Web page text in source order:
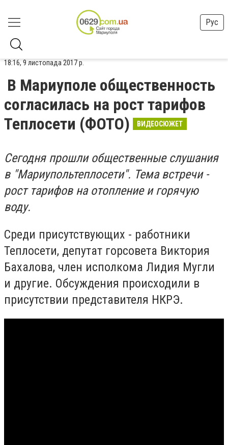
Рус
18:16, 9 листопада 2017 р.
В Мариуполе общественность
согласилась на рост тарифов
Теплосети (ФОТО)
ВИДЕОСЮЖЕТ
Сегодня прошли общественные слушания
в "Мариупольтеплосети". Тема встречи -
рост тарифов на отопление и горячую
воду.
Среди присутствующих - работники
Теплосети, депутат горсовета Виктория
Бахалова, член исполкома Лидия Мугли
и другие. Обсуждения происходили в
присутствии представителя НКРЭ.